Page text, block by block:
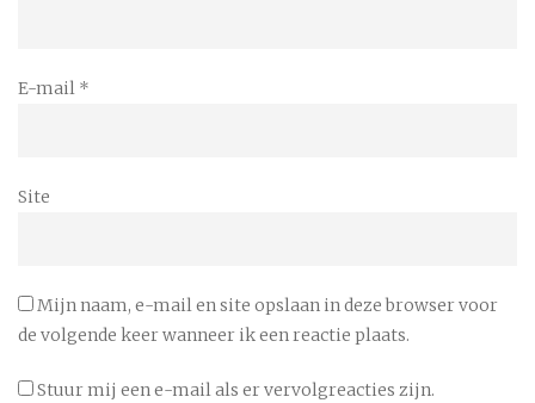
E-mail *
Site
Mijn naam, e-mail en site opslaan in deze browser voor
de volgende keer wanneer ik een reactie plaats.
Stuur mij een e-mail als er vervolgreacties zijn.